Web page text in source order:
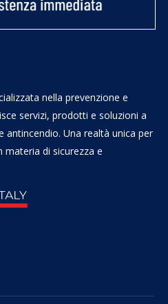
nella prevenzione e
servizi, prodotti e soluzioni a
antincendio. Una realtà unica per
di sicurezza e